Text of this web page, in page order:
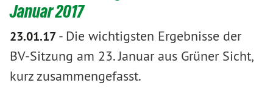
Januar 2017
23.01.17- Die wichtigsten Ergebnisse der
BV-Sitzung am 23. Januar aus Grüner Sicht,
kurz zusammengefasst.